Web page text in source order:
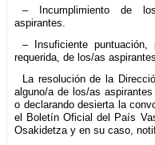
– Incumplimiento de
aspirantes.
– Insuficiente
requerida, de los/as
La resolución de la
alguno/a de los/as
o declarando desierta la
el Boletín Oficial del País
Osakidetza y en su caso,